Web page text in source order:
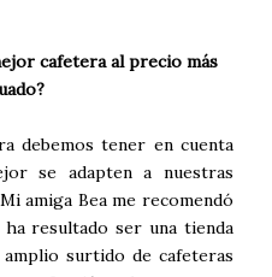
cafetera al precio más
debemos tener en cuenta
se adapten a nuestras
amiga Bea me recomendó
ha resultado ser una tienda
surtido de cafeteras